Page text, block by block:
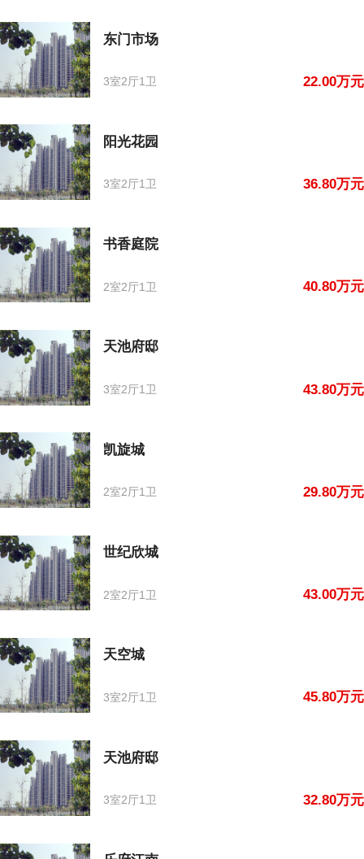
东门市场
3室2厅1卫 22.00万元
阳光花园
3室2厅1卫 36.80万元
书香庭院
2室2厅1卫 40.80万元
天池府邸
3室2厅1卫 43.80万元
凯旋城
2室2厅1卫 29.80万元
世纪欣城
2室2厅1卫 43.00万元
天空城
3室2厅1卫 45.80万元
天池府邸
3室2厅1卫 32.80万元